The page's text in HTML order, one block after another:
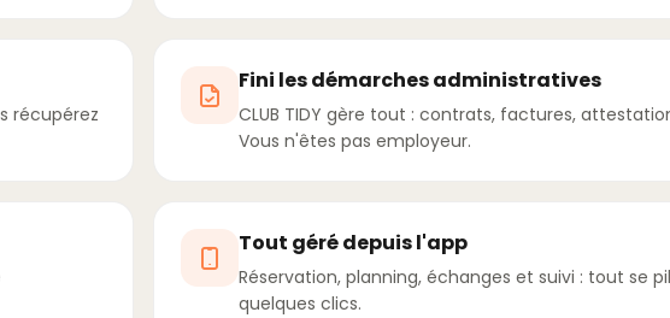
récupérez
Fini les démarches administratives
CLUB TIDY gère tout : contrats, factures,
Vous n'êtes pas employeur.
Tout géré depuis l'app
Réservation, planning, échanges et suivi : tout se
quelques clics.